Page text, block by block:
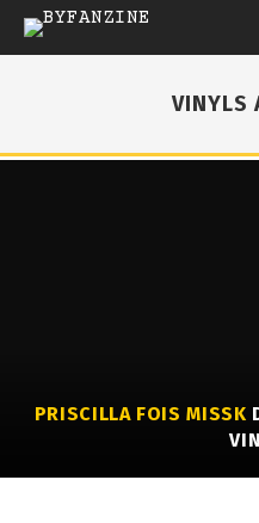
VINYLS
PRISCILLA FOIS MISSK